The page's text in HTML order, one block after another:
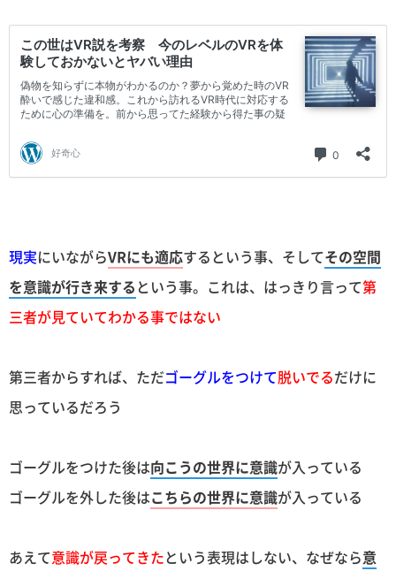
現実にいながらVRにも適応するという事、そしてその空間
を意識が行き来するという事。これは、はっきり言って第
三者が見ていてわかる事ではない
第三者からすれば、ただゴーグルをつけて脱いでるだけに
思っているだろう
ゴーグルをつけた後は向こうの世界に意識が入っている
ゴーグルを外した後はこちらの世界に意識が入っている
あえて意識が戻ってきたという表現はしない、なぜなら意